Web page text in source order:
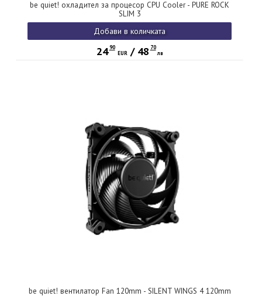
be quiet! охладител за процесор CPU Cooler - PURE ROCK
SLIM 3
Добави в количката
24 90
EUR/ 48 70
лв
be quiet! вентилатор Fan 120mm - SILENT WINGS 4 120mm